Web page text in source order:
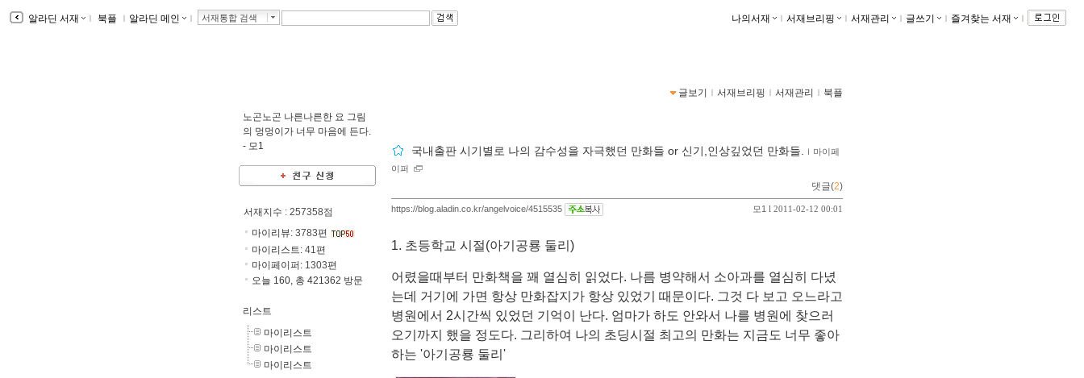
알라딘 서재 ｌ 북플 ｌ 알라딘 메인 ｌ 서재통합 검색 나의서재 ｌ 서재브리핑 ｌ 서재관리 ｌ 글쓰기 ｌ 즐겨찾는 서재 ｌ
글보기 ｌ 서재브리핑 ｌ 서재관리 ｌ 북플
노곤노곤 나른나른한 요 그림
의 멍멍이가 너무 마음에 든다.
- 모1
서재지수 : 257358점
마이리뷰: 3783편
마이리스트: 41편
마이페이퍼: 1303편
오늘 160, 총 421362 방문
리스트
마이리스트
마이리스트
마이리스트
국내출판 시기별로 나의 감수성을 자극했던 만화들 or 신기,인상깊었던 만화들. ｌ 마이페
이퍼
댓글(2)
모1 l 2011-02-12 00:01
https://blog.aladin.co.kr/angelvoice/4515535
1. 초등학교 시절(아기공룡 둘리)
어렸을때부터 만화책을 꽤 열심히 읽었다. 나름 병약해서 소아과를 열심히 다녔
는데 거기에 가면 항상 만화잡지가 항상 있었기 때문이다. 그것 다 보고 오느라고
병원에서 2시간씩 있었던 기억이 난다. 엄마가 하도 안와서 나를 병원에 찾으러
오기까지 했을 정도다. 그리하여 나의 초딩시절 최고의 만화는 지금도 너무 좋아
하는 '아기공룡 둘리'